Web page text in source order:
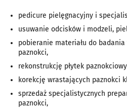
pedicure pielęgnacyjny i
usuwanie odcisków i modzeli,
pobieranie materiału do
paznokci,
rekonstrukcję płytek
korekcję wrastających paznokci
sprzedaż specjalistycznych
paznokci,